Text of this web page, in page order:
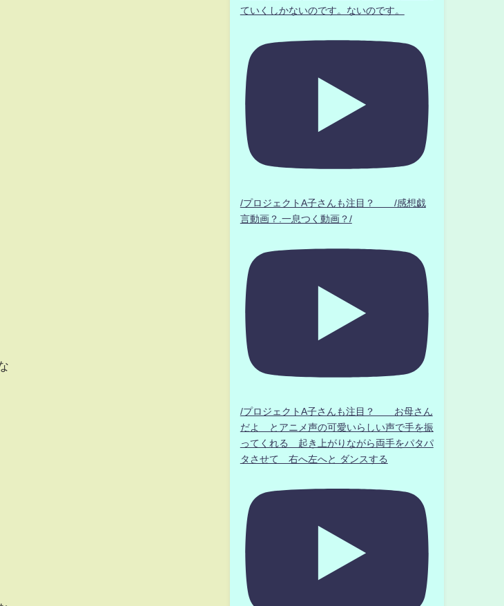
ていくしかないのです。ないのです。
/プロジェクトA子さんも注目？ /感想戯
言動画？.一息つく動画？/
/プロジェクトA子さんも注目？ お母さん
だよ とアニメ声の可愛いらしい声で手を振
ってくれる 起き上がりながら両手をパタパ
タさせて 右へ左へと ダンスする